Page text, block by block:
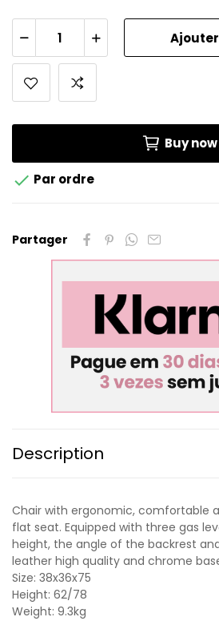
Buy now
 Par ordre
Partager
Description
Chair with ergonomic, comfortable
flat seat. Equipped with three gas
height, the angle of the backrest
leather high quality and chrome
Size: 38x36x75
Height: 62/78
Weight: 9.3kg